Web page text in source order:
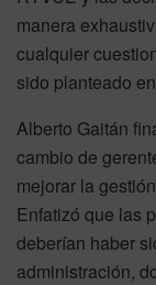
manera
cualquier
sido planteado
Alberto Gaitán
cambio de
mejorar la
Enfatizó que las
deberían haber
administración,